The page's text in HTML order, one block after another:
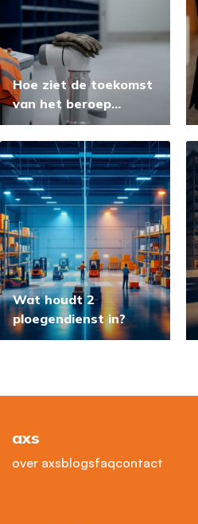
Hoe ziet de toekomst
van het beroep
machine operator
eruit?
Wat houdt 2
ploegendienst in?
axs
over axsblogsfaqcontact